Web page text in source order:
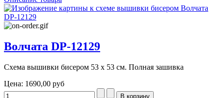
Волчата DP-12129
Схема вышивки бисером 53 х 53 см. Полная зашивка
Цена: 1690,00 руб